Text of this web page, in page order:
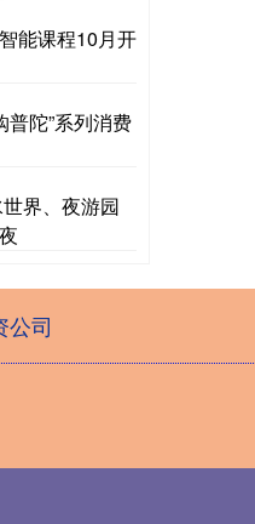
能课程10月开
普陀”系列消费
界、夜游园
公司